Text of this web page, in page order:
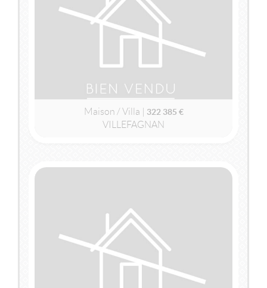
Maison / Villa | 322 385 €
VILLEFAGNAN
322 385 €
VILLEFAGNAN
MAISON / VILLA
177 045 €